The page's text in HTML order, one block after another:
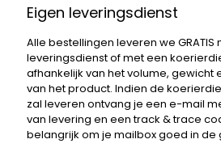
Eigen leveringsdienst
Alle bestellingen leveren we
leveringsdienst of met een
afhankelijk van het volume, gewicht
van het product. Indien de
zal leveren ontvang je een e-mail
van levering en een track & trace
belangrijk om je mailbox goed in de